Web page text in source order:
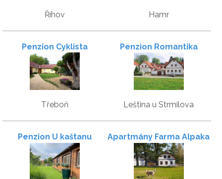
Říhov Hamr
Penzion Cyklista
Třeboň
Penzion Romantika
Leština u Strmilova
Penzion U kaštanu Apartmány Farma Alpaka